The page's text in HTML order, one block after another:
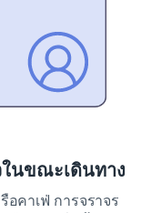
นขณะเดินทาง
คาเฟ่ การจราจร